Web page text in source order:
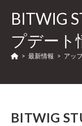
BITWIG
プデート
> 最新情報 > アッ
BITWIG